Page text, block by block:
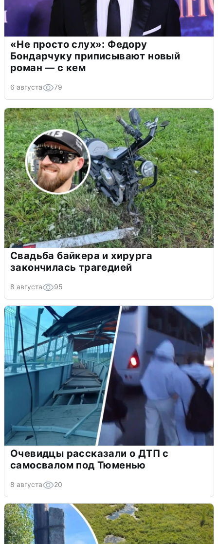
«Не просто слух»: Федору
Бондарчуку приписывают новый
роман — с кем
6 августа 79
Свадьба байкера и хирурга
закончилась трагедией
8 августа 95
Очевидцы рассказали о ДТП с
самосвалом под Тюменью
8 августа 20